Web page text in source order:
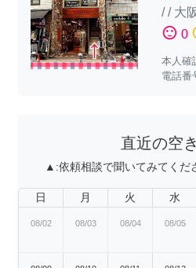
// 大
sentiment_satisfied 0
本人確
電話番
直近の空
▲:依頼相談で聞いてみてくだ
日 月 火 水
08/02 08/03 08/04 08/05